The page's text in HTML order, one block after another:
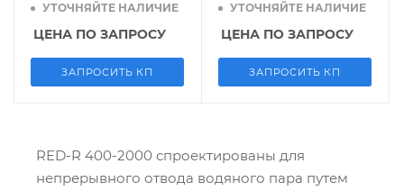
УТОЧНЯЙТЕ НАЛИЧИЕ
ЦЕНА ПО ЗАПРОСУ
ЗАПРОСИТЬ КП
УТОЧНЯЙТЕ НАЛИЧИЕ
ЦЕНА ПО ЗАПРОСУ
ЗАПРОСИТЬ КП
RED-R 400-2000 спроектированы для
непрерывного отвода водяного пара путем